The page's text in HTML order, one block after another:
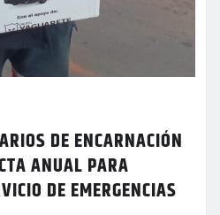
DE ENCARNACIÓN
ANUAL PARA
DE EMERGENCIAS